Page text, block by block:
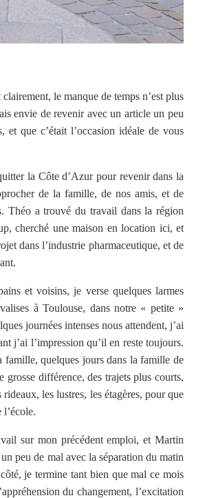
le manque de temps n’est plus
envie de revenir avec un article un peu
et que c’était l’occasion idéale de vous
la Côte d’Azur pour revenir dans la
de la famille, de nos amis, et de
Théo a trouvé du travail dans la région
cherché une maison en location ici, et
dans l’industrie pharmaceutique, et de
et voisins, je verse quelques larmes
à Toulouse, dans notre « petite »
journées intenses nous attendent, j’ai
j’ai l’impression qu’il en reste toujours.
famille, quelques jours dans la famille de
différence, des trajets plus courts,
les lustres, les étagères, pour que
sur mon précédent emploi, et Martin
peu de mal avec la séparation du matin
je termine tant bien que mal ce mois
du changement, l’excitation